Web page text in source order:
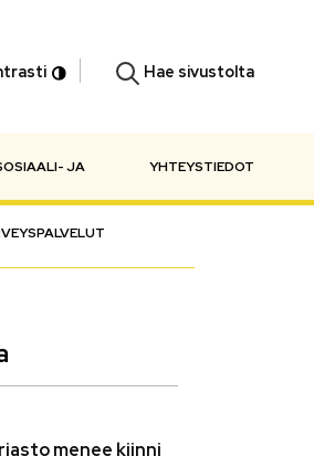
Hae sivustolta
JA YHTEYSTIEDOT
menee kiinni